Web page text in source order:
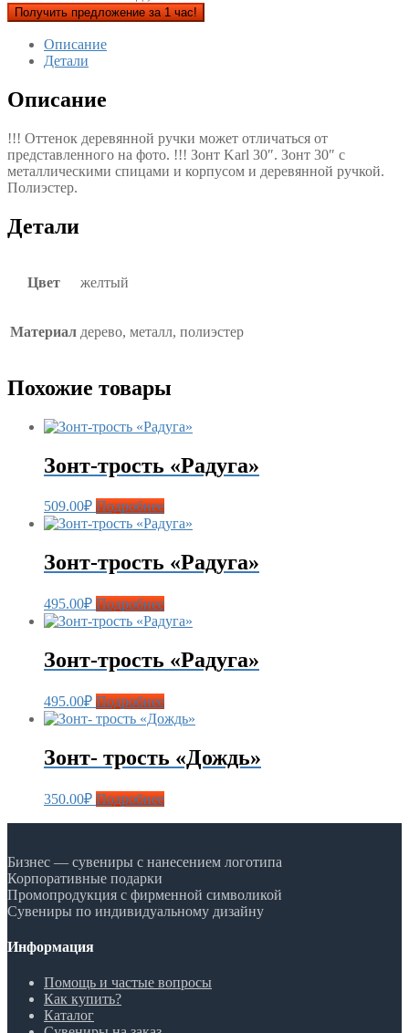
Получить предложение за 1 час!
Описание
Детали
Описание
!!! Оттенок деревянной ручки может отличаться от
представленного на фото. !!! Зонт Karl 30″. Зонт 30″ с
металлическими спицами и корпусом и деревянной ручкой.
Полиэстер.
Детали
Цвет желтый
Материал дерево, металл, полиэстер
Похожие товары
Зонт-трость «Радуга»
509.00₽ Подробнее
Зонт-трость «Радуга»
495.00₽ Подробнее
Зонт-трость «Радуга»
495.00₽ Подробнее
Зонт- трость «Дождь»
350.00₽ Подробнее
Бизнес — сувениры с нанесением логотипа
Корпоративные подарки
Промопродукция с фирменной символикой
Сувениры по индивидуальному дизайну
Информация
Помощь и частые вопросы
Как купить?
Каталог